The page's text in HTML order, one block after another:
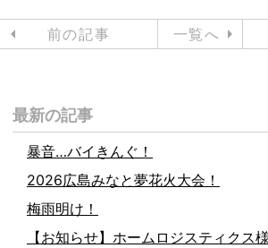
前の記事 一覧へ
最新の記事
暴音…バイきんぐ！
2026広島みなと夢花火大会！
梅雨明け！
【お知らせ】ホームロジスティクス